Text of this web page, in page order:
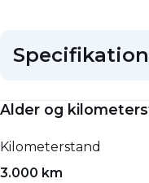
Alder og
Kilometerstand
3.000 km